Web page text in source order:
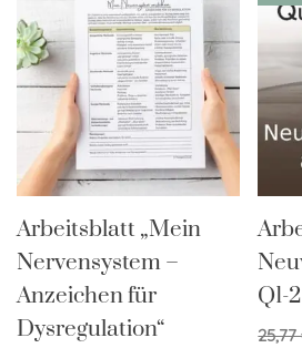
Arbeitsblatt „Mein
Nervensystem –
Anzeichen für
Dysregulation“
Q1-
25,77